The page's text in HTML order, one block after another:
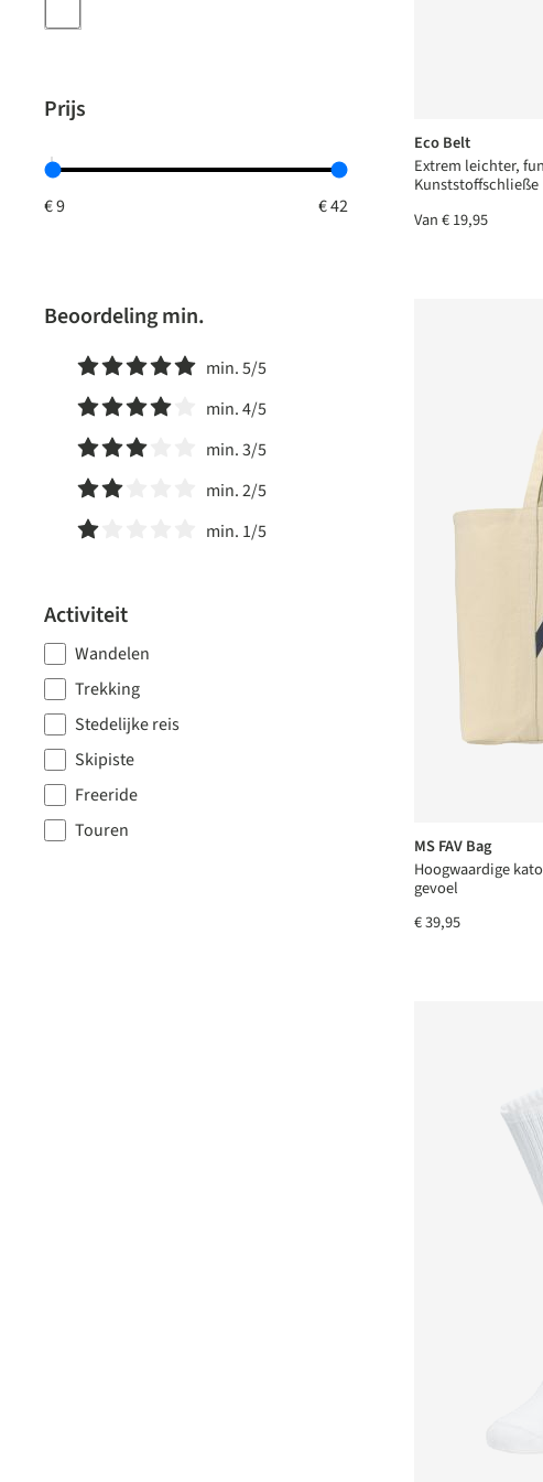
Prijs
Beoordeling min.
Filter toevoegen: Minimale waardering van 5 van de 5 sterren
min. 5/5
Filter toevoegen: Minimale waardering van 4 van de 5 sterren
min. 4/5
Filter toevoegen: Minimale waardering van 3 van de 5 sterren
min. 3/5
Filter toevoegen: Minimale waardering van 2 van de 5 sterren
min. 2/5
min. 1/5
Activiteit
Wandelen
Trekking
Stedelijke reis
Skipiste
Freeride
Touren
Eco Belt
Extrem leichter,
Kunststoffschließe
Van€ 19,95
MS FAV Bag
Hoogwaardige
gevoel
€ 39,95